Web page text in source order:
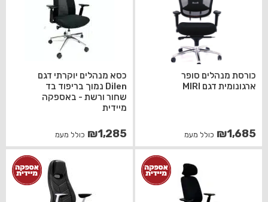
כורסת מנהלים סופר
ארגונומית דגם MIRI
₪1,685 כולל מעמ
כסא מנהלים יוקרתי דגם
Dilen נמוך בריפוד בד
שחור ורשת - באספקה
מיידית
₪1,285 כולל מעמ